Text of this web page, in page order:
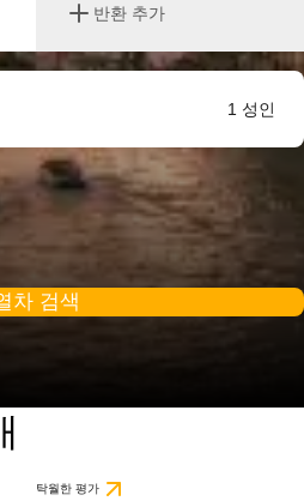
반환 추가
1 성인
차 검색
탁월한 평가 29개의 리뷰를 기반으